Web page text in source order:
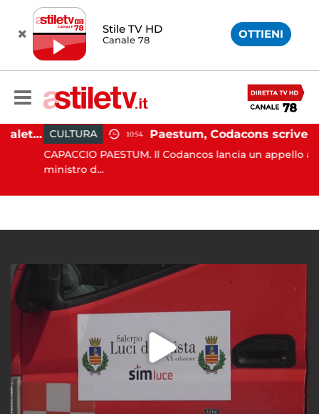
Stile TV HD
Canale 78 OTTIENI
Martina Carbonaro, braccialetto elettronico per i genitori della 14enne uccisa dall'ex CULTURA 10:54 Paestum, Codacons scrive al ministro Giuli: "Rilanciare scavi dell'Anfiteatro nell'area archeologica"
CAPACCIO PAESTUM. Il Codancos lancia un appello al
ministro d...